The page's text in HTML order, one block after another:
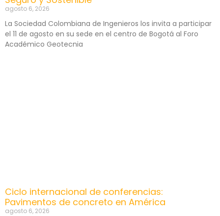
agosto 6, 2026
La Sociedad Colombiana de Ingenieros los invita a participar
el 11 de agosto en su sede en el centro de Bogotá al Foro
Académico Geotecnia
Ciclo internacional de conferencias:
Pavimentos de concreto en América
agosto 6, 2026